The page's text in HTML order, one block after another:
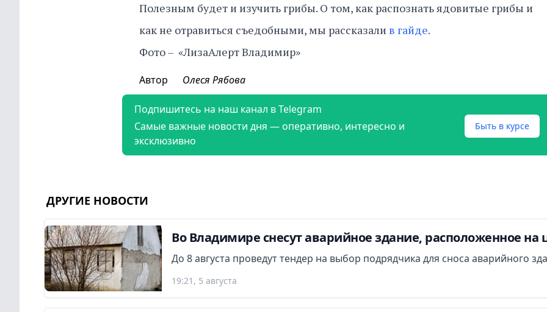
Полезным будет и изучить грибы. О том, как распознать ядовитые грибы и
как не отравиться съедобными, мы рассказали в гайде.
Фото – «ЛизаАлерт Владимир»
Автор Олеся Рябова
Подпишитесь на наш канал в Telegram
Самые важные новости дня — оперативно, интересно и
эксклюзивно
Быть в курсе
ДРУГИЕ НОВОСТИ
Во Владимире снесут аварийное здание, расположенное на
До 8 августа проведут тендер на выбор подрядчика для сноса аварийного
19:21, 5 августа